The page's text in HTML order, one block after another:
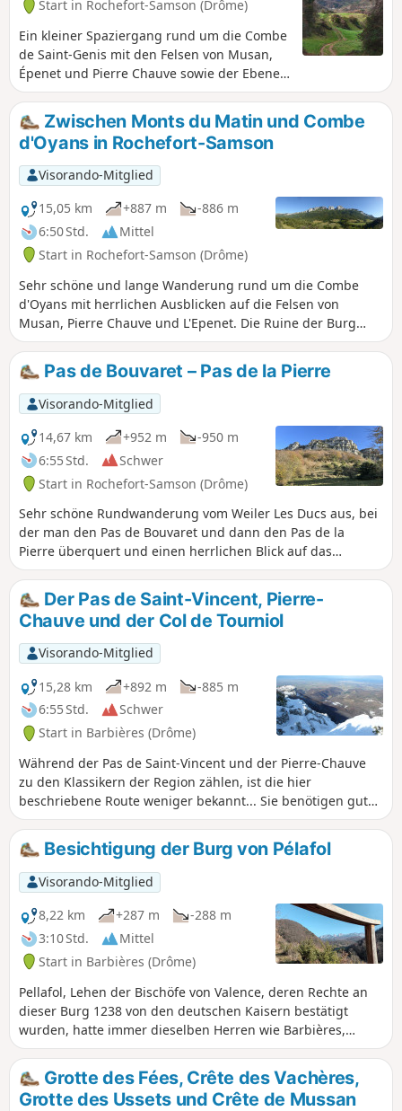
Start in Rochefort-Samson (Drôme)
Ein kleiner Spaziergang rund um die Combe
de Saint-Genis mit den Felsen von Musan,
Épenet und Pierre Chauve sowie der Ebene
von Romans im Hintergrund.
Zwischen Monts du Matin und Combe
d'Oyans in Rochefort-Samson
Visorando-Mitglied
15,05 km
+887 m
-886 m
6:50 Std.
Mittel
Start in Rochefort-Samson (Drôme)
Sehr schöne und lange Wanderung rund um die Combe
d'Oyans mit herrlichen Ausblicken auf die Felsen von
Musan, Pierre Chauve und L'Epenet. Die Ruine der Burg
Rochefort-Samson bietet einen schönen Ausblick auf das
Tal. Informationstafel auf dem Gipfel.
Pas de Bouvaret – Pas de la Pierre
Visorando-Mitglied
14,67 km
+952 m
-950 m
6:55 Std.
Schwer
Start in Rochefort-Samson (Drôme)
Sehr schöne Rundwanderung vom Weiler Les Ducs aus, bei
der man den Pas de Bouvaret und dann den Pas de la
Pierre überquert und einen herrlichen Blick auf das
Rhonetal, den Vercors und die Ardèche hat.
Der Pas de Saint-Vincent, Pierre-
Chauve und der Col de Tourniol
Visorando-Mitglied
15,28 km
+892 m
-885 m
6:55 Std.
Schwer
Start in Barbières (Drôme)
Während der Pas de Saint-Vincent und der Pierre-Chauve
zu den Klassikern der Region zählen, ist die hier
beschriebene Route weniger bekannt... Sie benötigen gute
Beine, um den 300 m hohen Aufstieg unterhalb des Passes
zu bewältigen, etwas Kraft, um den Gipfel des Pierre-
Chauve zu erklimmen, und ein wenig Orientierungssinn,
um nach Tourniol zu gelangen... aber was für eine
Augenweide!
Besichtigung der Burg von Pélafol
Visorando-Mitglied
8,22 km
+287 m
-288 m
3:10 Std.
Mittel
Start in Barbières (Drôme)
Pellafol, Lehen der Bischöfe von Valence, deren Rechte an
dieser Burg 1238 von den deutschen Kaisern bestätigt
wurden, hatte immer dieselben Herren wie Barbières,
obwohl es einen anderen Lehnsherrn hatte. Diese 8,5 km
lange Rundwanderung führt Sie um die Burg in Barbières
herum, vorbei am Col de la Sambie.
Grotte des Fées, Crête des Vachères,
Grotte des Ussets und Crête de Mussan